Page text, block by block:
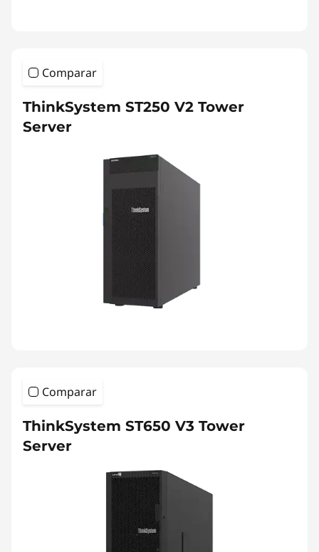
Comparar
ThinkSystem ST250 V2 Tower
Server
Comparar
ThinkSystem ST650 V3 Tower
Server